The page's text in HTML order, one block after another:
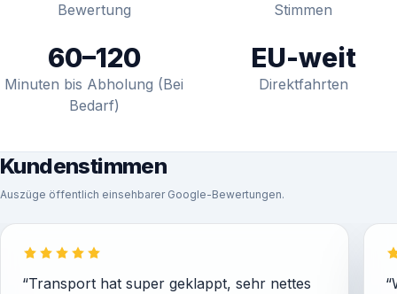
Bewertung Stimmen
60–120
Minuten bis Abholung (Bei
Bedarf)
EU-weit
Direktfahrten
Kundenstimmen
Auszüge öffentlich einsehbarer Google-Bewertungen.
“Transport hat super geklappt, sehr nettes